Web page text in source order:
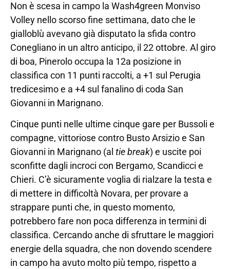
Non è scesa in campo la Wash4green Monviso
Volley nello scorso fine settimana, dato che le
gialloblù avevano già disputato la sfida contro
Conegliano in un altro anticipo, il 22 ottobre. Al giro
di boa, Pinerolo occupa la 12a posizione in
classifica con 11 punti raccolti, a +1 sul Perugia
tredicesimo e a +4 sul fanalino di coda San
Giovanni in Marignano.
Cinque punti nelle ultime cinque gare per Bussoli e
compagne, vittoriose contro Busto Arsizio e San
Giovanni in Marignano (al tie break) e uscite poi
sconfitte dagli incroci con Bergamo, Scandicci e
Chieri. C’è sicuramente voglia di rialzare la testa e
di mettere in difficoltà Novara, per provare a
strappare punti che, in questo momento,
potrebbero fare non poca differenza in termini di
classifica. Cercando anche di sfruttare le maggiori
energie della squadra, che non dovendo scendere
in campo ha avuto molto più tempo, rispetto a